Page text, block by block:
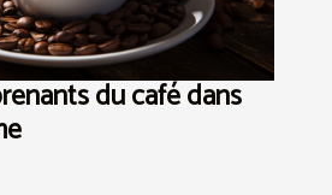
du café dans